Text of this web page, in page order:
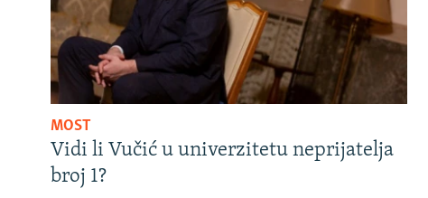
MOST
Vidi li Vučić u univerzitetu neprijatelja
broj 1?